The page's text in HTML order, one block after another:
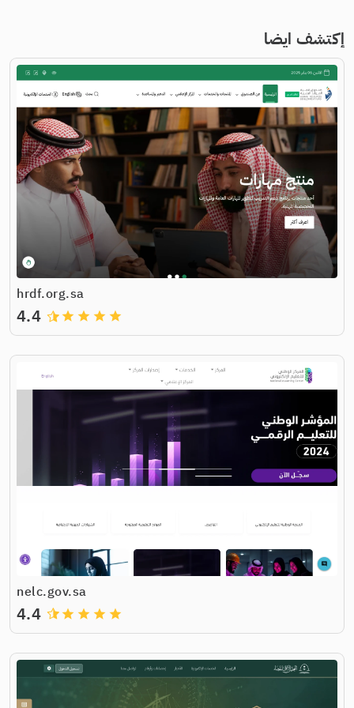
إكتشف ايضا
hrdf.org.sa
grade
grade
grade
grade
4.4
nelc.gov.sa
grade
grade
grade
grade
4.4